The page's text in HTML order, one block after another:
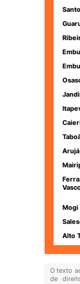
Embu
Arujá
Mogi
Alto
O texto
de